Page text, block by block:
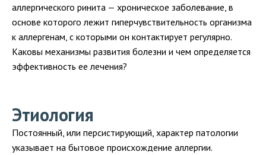
аллергического ринита — хроническое заболевание, в
основе которого лежит гиперчувствительность организма
к аллергенам, с которыми он контактирует регулярно.
Каковы механизмы развития болезни и чем определяется
эффективность ее лечения?
Этиология
Постоянный, или персистирующий, характер патологии
указывает на бытовое происхождение аллергии.